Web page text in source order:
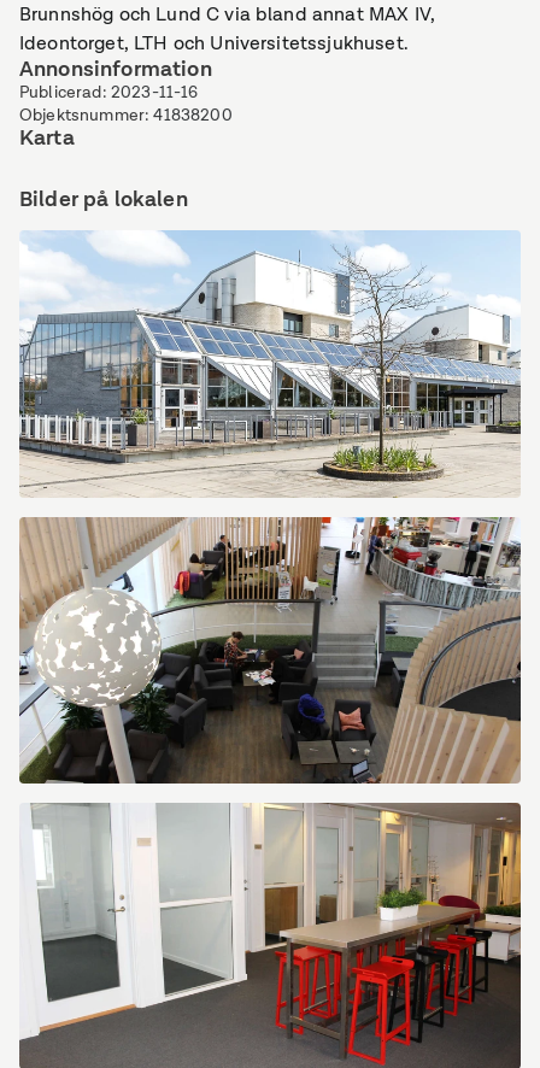
Brunnshög och Lund C via bland annat MAX IV,
Ideontorget, LTH och Universitetssjukhuset.
Annonsinformation
Publicerad: 2023-11-16
Objektsnummer:41838200
Karta
Bilder på lokalen
Fin
fasad
Scheelevägen